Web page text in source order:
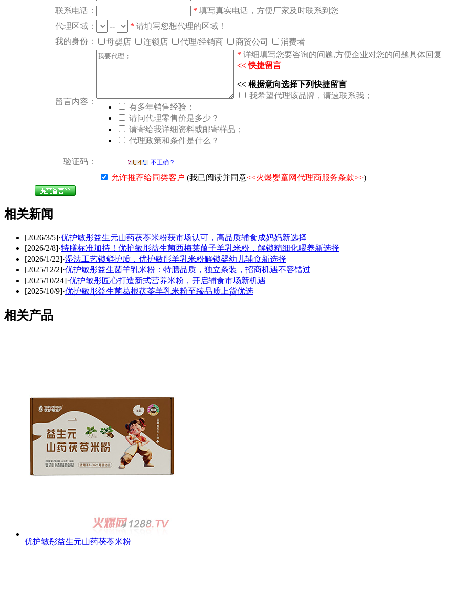
联系电话：
* 填写真实电话，方便厂家及时联系到您
代理区域：
-- * 请填写您想代理的区域！
我的身份：
母婴店 连锁店 代理/经销商 商贸公司 消费者
留言内容：
* 详细填写您要咨询的问题,方便企业对您的问题具体回复
<< 快捷留言
<< 根据意向选择下列快捷留言
我希望代理该品牌，请速联系我；
有多年销售经验；
请问代理零售价是多少？
请寄给我详细资料或邮寄样品；
代理政策和条件是什么？
验证码： 不正确？
允许推荐给同类客户 (我已阅读并同意<<火爆婴童网代理商服务条款>>)
相关新闻
[2026/3/5]·优护敏彤益生元山药茯苓米粉获市场认可，高品质辅食成妈妈新选择
[2026/2/8]·特膳标准加持！优护敏彤益生菌西梅莱菔子羊乳米粉，解锁精细化喂养新选择
[2026/1/22]·湿法工艺锁鲜护质，优护敏彤羊乳米粉解锁婴幼儿辅食新选择
[2025/12/2]·优护敏彤益生菌羊乳米粉：特膳品质，独立条装，招商机遇不容错过
[2025/10/24]·优护敏彤匠心打造新式营养米粉，开启辅食市场新机遇
[2025/10/9]·优护敏彤益生菌葛根茯苓羊乳米粉至臻品质上货优选
相关产品
优护敏彤益生元山药茯苓米粉